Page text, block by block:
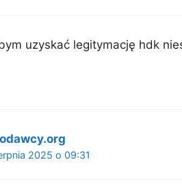
uzyskać legitymację hdk
2025 o 09:31